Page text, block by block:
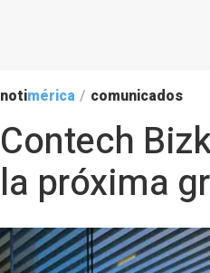
notimérica / comunicados
Contech
la próxima